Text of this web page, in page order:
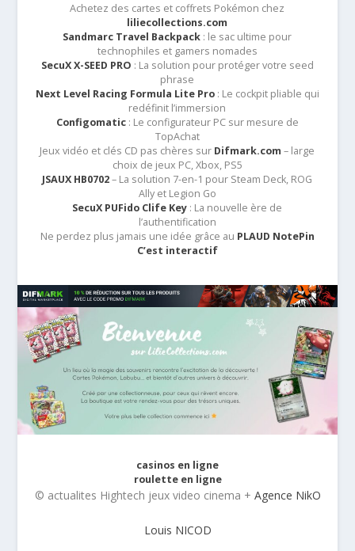
Achetez des cartes et coffrets Pokémon chez
liliecollections.com
Sandmarc Travel Backpack : le sac ultime pour
technophiles et gamers nomades
SecuX X-SEED PRO : La solution pour protéger votre seed
phrase
Next Level Racing Formula Lite Pro: Le cockpit pliable qui
redéfinit l’immersion
Configomatic: Le configurateur PC sur mesure de
TopAchat
Jeux vidéo et clés CD pas chères sur Difmark.com – large
choix de jeux PC, Xbox, PS5
JSAUX HB0702– La solution 7-en-1 pour Steam Deck, ROG
Ally et Legion Go
SecuX PUFido Clife Key : La nouvelle ère de
l’authentification
Ne perdez plus jamais une idée grâce au PLAUD NotePin
C’est interactif
casinos en ligne
roulette en ligne
© actualites Hightech jeux video cinema + Agence NikO
Louis NICOD